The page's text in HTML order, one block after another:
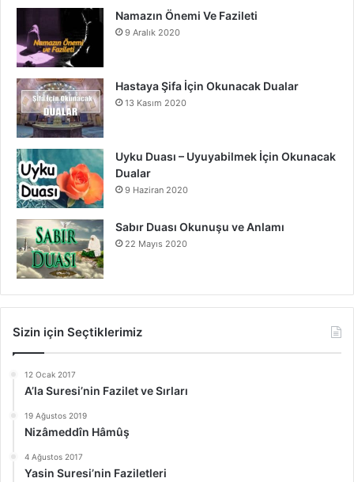
Namazın Önemi Ve Fazileti
9 Aralık 2020
Hastaya Şifa İçin Okunacak Dualar
13 Kasım 2020
Uyku Duası – Uyuyabilmek İçin Okunacak
Dualar
9 Haziran 2020
Sabır Duası Okunuşu ve Anlamı
22 Mayıs 2020
Sizin için Seçtiklerimiz
12 Ocak 2017
A’la Suresi’nin Fazilet ve Sırları
19 Ağustos 2019
Nizâmeddîn Hâmûş
4 Ağustos 2017
Yasin Suresi’nin Faziletleri